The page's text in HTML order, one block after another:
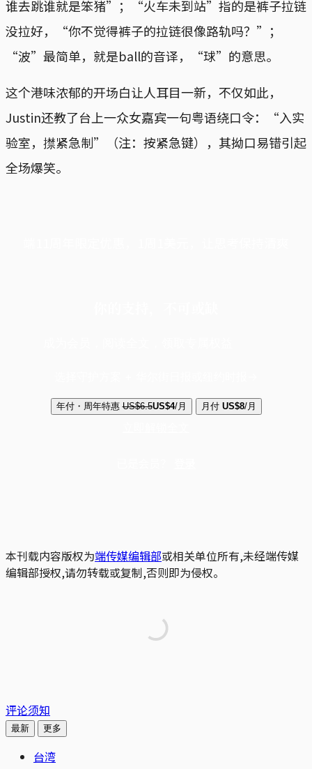
谁去跳谁就是笨猪”；“火车未到站”指的是裤子拉链
没拉好，“你不觉得裤子的拉链很像路轨吗？”；
“波”最简单，就是ball的音译，“球”的意思。
这个港味浓郁的开场白让人耳目一新，不仅如此，
Justin还教了台上一众女嘉宾一句粤语绕口令：“入实
验室，㩒紧急制”（注：按紧急键），其拗口易错引起
全场爆笑。
年付・周年特惠 US$6.5US$4/月 月付 US$8/月
本刊载内容版权为端传媒编辑部或相关单位所有,未经端传媒
编辑部授权,请勿转载或复制,否则即为侵权。
评论须知
最新 更多
台湾